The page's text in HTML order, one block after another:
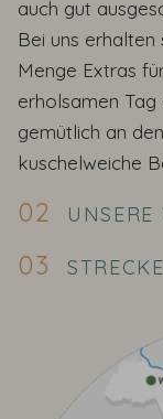
auch gut
Bei uns
Menge Extras
erholsamen
gemütlich an
kuschelweiche